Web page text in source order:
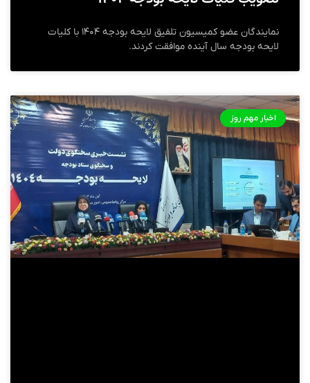
نمایندگان عضو کمیسیون تلفیق لایحه بودجه ۱۴۰۴ با کلیات
لایحه بودجه سال آینده موافقت کردند.
اخبار مهم روز